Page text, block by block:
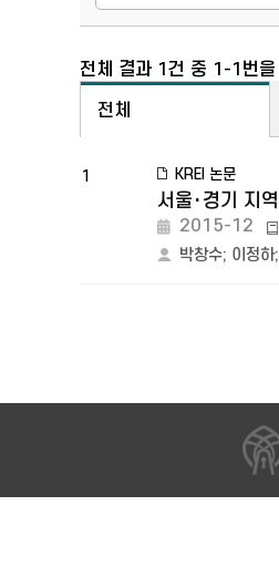
전체 결과 1건 중 1-1번을
전체
1 KREI 논문
서울･경기 지
2015-12
박창수; 이정하;